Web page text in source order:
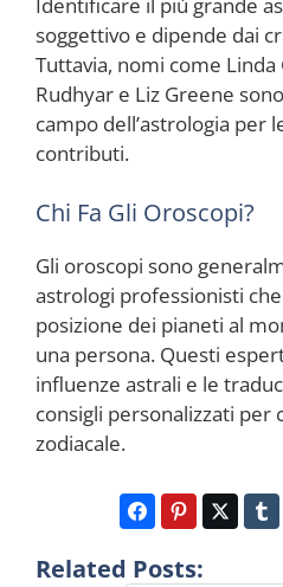
soggettivo e dipende dai
Tuttavia, nomi come Linda
Rudhyar e Liz Greene
campo dell’astrologia per
contributi.
Chi Fa Gli Oroscopi?
Gli oroscopi sono
astrologi professionisti
posizione dei pianeti al
una persona. Questi
influenze astrali e le
consigli personalizzati per
zodiacale.
Related Posts: